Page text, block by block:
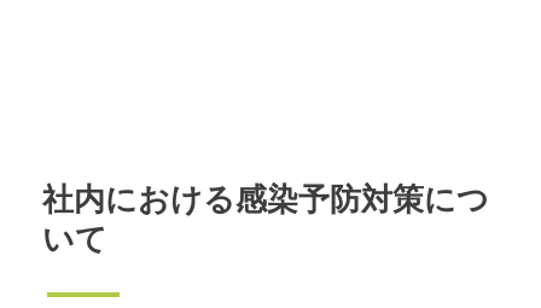
社内における感染予防対策につ
いて